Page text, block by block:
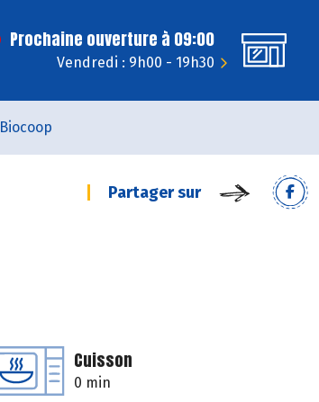
Prochaine ouverture à 09:00
Vendredi : 9h00 - 19h30
Biocoop
Partager sur
Cuisson
0 min